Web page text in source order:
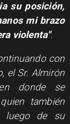
su posición,
mi brazo
violenta".
con
el Sr. Almirón
donde se
también
luego de su